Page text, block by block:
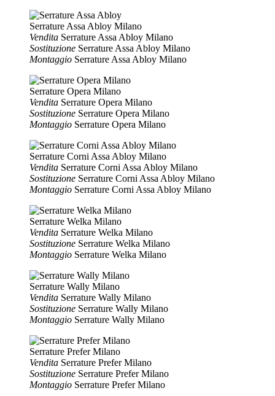
Serrature Assa Abloy Milano
Vendita Serrature Assa Abloy Milano
Sostituzione Serrature Assa Abloy Milano
Montaggio Serrature Assa Abloy Milano
Serrature Opera Milano
Vendita Serrature Opera Milano
Sostituzione Serrature Opera Milano
Montaggio Serrature Opera Milano
Serrature Corni Assa Abloy Milano
Vendita Serrature Corni Assa Abloy Milano
Sostituzione Serrature Corni Assa Abloy Milano
Montaggio Serrature Corni Assa Abloy Milano
Serrature Welka Milano
Vendita Serrature Welka Milano
Sostituzione Serrature Welka Milano
Montaggio Serrature Welka Milano
Serrature Wally Milano
Vendita Serrature Wally Milano
Sostituzione Serrature Wally Milano
Montaggio Serrature Wally Milano
Serrature Prefer Milano
Vendita Serrature Prefer Milano
Sostituzione Serrature Prefer Milano
Montaggio Serrature Prefer Milano